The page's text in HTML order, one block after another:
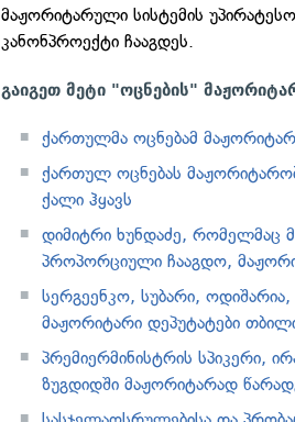
მაჟორიტარული სისტემის
კანონპროექტი ჩააგდეს.
გაიგეთ მეტი "ოცნების"
ქართულმა ოცნებამ
ქართულ ოცნებას
ქალი ჰყავს
დიმიტრი ხუნდაძე, რომელმაც
პროპორციული ჩააგდო,
სერგეენკო, სუბარი,
მაჟორიტარი დეპუტატები
პრემიერმინისტრის სპიკერი,
ზუგდიდში მაჟორიტარად